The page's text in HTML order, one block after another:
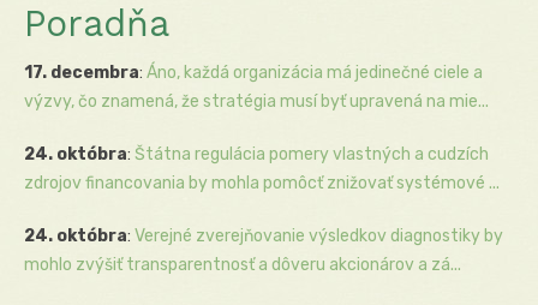
Poradňa
17. decembra: Áno, každá organizácia má jedinečné ciele a
výzvy, čo znamená, že stratégia musí byť upravená na mie...
24. októbra: Štátna regulácia pomery vlastných a cudzích
zdrojov financovania by mohla pomôcť znižovať systémové ...
24. októbra: Verejné zverejňovanie výsledkov diagnostiky by
mohlo zvýšiť transparentnosť a dôveru akcionárov a zá...